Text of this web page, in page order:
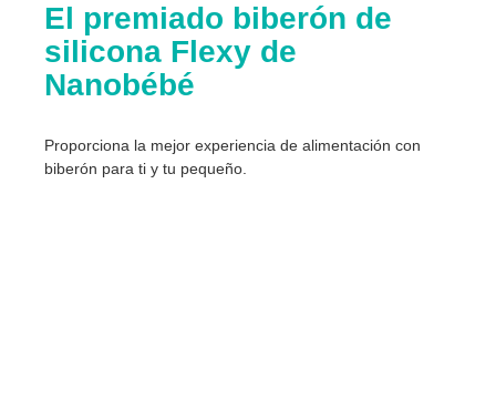
El premiado biberón de
silicona Flexy de
Nanobébé
Proporciona la mejor experiencia de alimentación con
biberón para ti y tu pequeño.​